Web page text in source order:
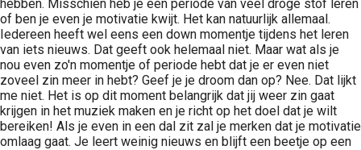
hebben. Misschien heb je een periode van veel droge stof leren
of ben je even je motivatie kwijt. Het kan natuurlijk allemaal.
Iedereen heeft wel eens een down momentje tijdens het leren
van iets nieuws. Dat geeft ook helemaal niet. Maar wat als je
nou even zo'n momentje of periode hebt dat je er even niet
zoveel zin meer in hebt? Geef je je droom dan op? Nee. Dat lijkt
me niet. Het is op dit moment belangrijk dat jij weer zin gaat
krijgen in het muziek maken en je richt op het doel dat je wilt
bereiken! Als je even in een dal zit zal je merken dat je motivatie
omlaag gaat. Je leert weinig nieuws en blijft een beetje op een